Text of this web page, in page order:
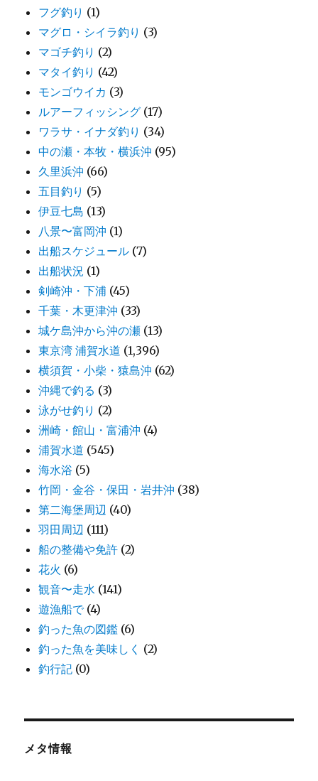
フグ釣り (1)
マグロ・シイラ釣り (3)
マゴチ釣り (2)
マタイ釣り (42)
モンゴウイカ (3)
ルアーフィッシング (17)
ワラサ・イナダ釣り (34)
中の瀬・本牧・横浜沖 (95)
久里浜沖 (66)
五目釣り (5)
伊豆七島 (13)
八景〜富岡沖 (1)
出船スケジュール (7)
出船状況 (1)
剣崎沖・下浦 (45)
千葉・木更津沖 (33)
城ケ島沖から沖の瀬 (13)
東京湾 浦賀水道 (1,396)
横須賀・小柴・猿島沖 (62)
沖縄で釣る (3)
泳がせ釣り (2)
洲崎・館山・富浦沖 (4)
浦賀水道 (545)
海水浴 (5)
竹岡・金谷・保田・岩井沖 (38)
第二海堡周辺 (40)
羽田周辺 (111)
船の整備や免許 (2)
花火 (6)
観音〜走水 (141)
遊漁船で(4)
釣った魚の図鑑 (6)
釣った魚を美味しく (2)
釣行記 (0)
メタ情報